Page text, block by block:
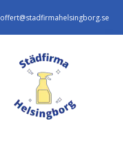
offert@stadfirmahelsingborg.se